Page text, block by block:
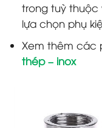
trong tuỳ
lựa chọn phụ
Xem thêm các
thép – inox